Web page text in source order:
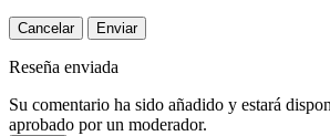
Cancelar Enviar
Reseña enviada
Su comentario ha sido añadido y estará
aprobado por un moderador.